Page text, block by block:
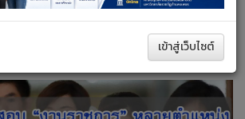
เข้าสู่เว็บไซต์
ค้นหา